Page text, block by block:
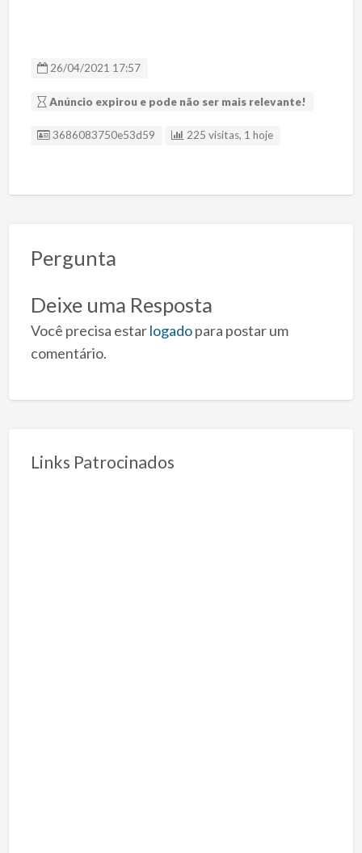
26/04/2021 17:57
Anúncio expirou e pode não ser mais relevante!
ID Anúncio
3686083750e53d59 225 visitas, 1 hoje
Pergunta
Deixe uma Resposta
Você precisa estarlogadopara postar um
comentário.
Links Patrocinados